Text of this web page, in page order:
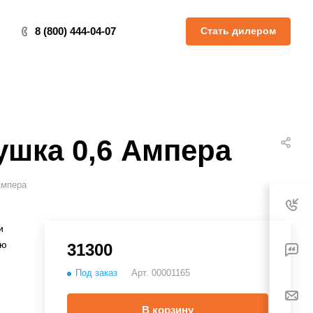
8 (800) 444-04-07 Стать дилером
0,6 Ампера
31300
Под заказ Арт. 00001165
В корзину